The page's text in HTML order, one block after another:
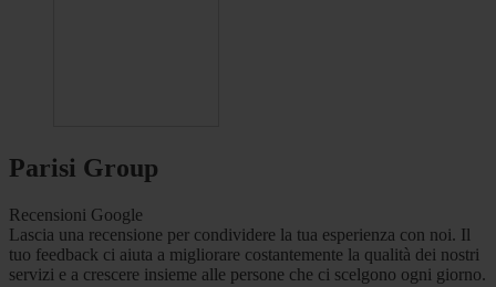
Parisi Group
Recensioni Google
Lascia una recensione per condividere la tua esperienza con noi. Il
tuo feedback ci aiuta a migliorare costantemente la qualità dei nostri
servizi e a crescere insieme alle persone che ci scelgono ogni giorno.